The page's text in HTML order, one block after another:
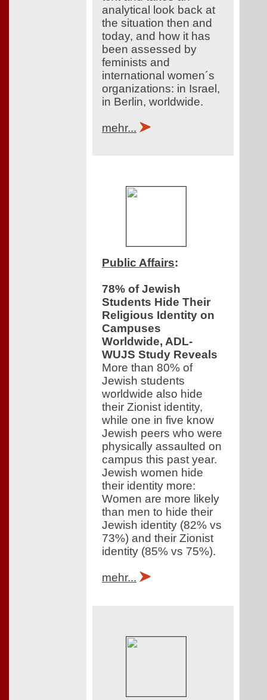
analytical look back at
the situation then and
today, and how it has
been assessed by
feminists and
international women´s
organizations: in Israel,
in Berlin, worldwide.
mehr...
Public Affairs:
78% of Jewish
Students Hide Their
Religious Identity on
Campuses
Worldwide, ADL-
WUJS Study Reveals
More than 80% of
Jewish students
worldwide also hide
their Zionist identity,
while one in five know
Jewish peers who were
physically assaulted on
campus this past year.
Jewish women hide
their identity more:
Women are more likely
than men to hide their
Jewish identity (82% vs
73%) and their Zionist
identity (85% vs 75%).
mehr...